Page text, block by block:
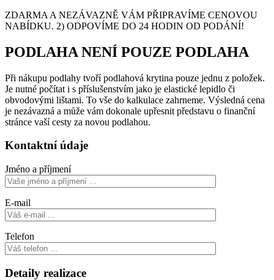
ZDARMA A NEZÁVAZNĚ VÁM PŘIPRAVÍME CENOVOU
NABÍDKU. 2) ODPOVÍME DO 24 HODIN OD PODÁNÍ!
PODLAHA NENÍ POUZE PODLAHA
Při nákupu podlahy tvoří podlahová krytina pouze jednu z položek.
Je nutné počítat i s příslušenstvím jako je elastické lepidlo či
obvodovými lištami. To vše do kalkulace zahrneme. Výsledná cena
je nezávazná a může vám dokonale upřesnit představu o finanční
stránce vaší cesty za novou podlahou.
Kontaktní údaje
Jméno a příjmení
E-mail
Telefon
Detaily realizace